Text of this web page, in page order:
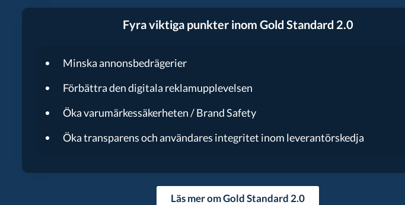
Fyra viktiga punkter inom Gold Standard 2.0
Minska annonsbedrägerier
Förbättra den digitala reklamupplevelsen
Öka varumärkessäkerheten / Brand Safety
Öka transparens och användares integritet inom leverantörskedja
Läs mer om Gold Standard 2.0